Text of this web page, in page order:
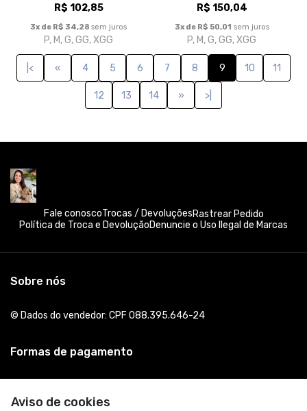
R$ 102,85
3x de R$ 34,28 sem juros
P, M, G, GG, XGG
R$ 150,04
3x de R$ 50,01 sem juros
P, M, G, GG, XGG
|< « 4 5 6 7 8 9 10 11
12 13 14 » >|
Aviso de cookies
Fale conoscoTrocas / DevoluçõesRastrear Pedido
Política de Troca e DevoluçãoDenuncie o Uso Ilegal de Marcas
Sobre nós
© Dados do vendedor: CPF 088.395.646-24
Formas de pagamento